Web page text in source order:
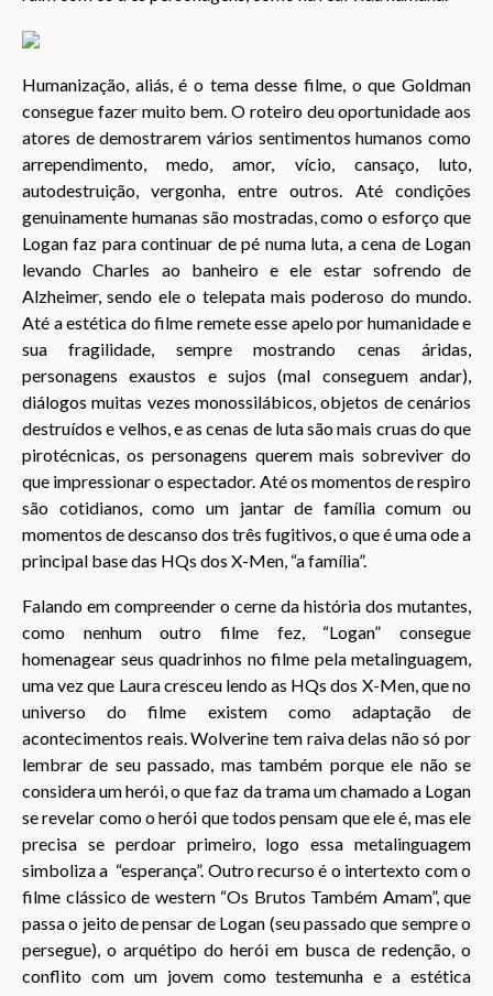
Humanização, aliás, é o tema desse filme, o que Goldman
consegue fazer muito bem. O roteiro deu oportunidade aos
atores de demostrarem vários sentimentos humanos como
arrependimento, medo, amor, vício, cansaço, luto,
autodestruição, vergonha, entre outros. Até condições
genuinamente humanas são mostradas, como o esforço que
Logan faz para continuar de pé numa luta, a cena de Logan
levando Charles ao banheiro e ele estar sofrendo de
Alzheimer, sendo ele o telepata mais poderoso do mundo.
Até a estética do filme remete esse apelo por humanidade e
sua fragilidade, sempre mostrando cenas áridas,
personagens exaustos e sujos (mal conseguem andar),
diálogos muitas vezes monossilábicos, objetos de cenários
destruídos e velhos, e as cenas de luta são mais cruas do que
pirotécnicas, os personagens querem mais sobreviver do
que impressionar o espectador. Até os momentos de respiro
são cotidianos, como um jantar de família comum ou
momentos de descanso dos três fugitivos, o que é uma ode a
principal base das HQs dos X-Men, “a família”.
Falando em compreender o cerne da história dos mutantes,
como nenhum outro filme fez, “Logan” consegue
homenagear seus quadrinhos no filme pela metalinguagem,
uma vez que Laura cresceu lendo as HQs dos X-Men, que no
universo do filme existem como adaptação de
acontecimentos reais. Wolverine tem raiva delas não só por
lembrar de seu passado, mas também porque ele não se
considera um herói, o que faz da trama um chamado a Logan
se revelar como o herói que todos pensam que ele é, mas ele
precisa se perdoar primeiro, logo essa metalinguagem
simboliza a “esperança”. Outro recurso é o intertexto com o
filme clássico de western “Os Brutos Também Amam”, que
passa o jeito de pensar de Logan (seu passado que sempre o
persegue), o arquétipo do herói em busca de redenção, o
conflito com um jovem como testemunha e a estética